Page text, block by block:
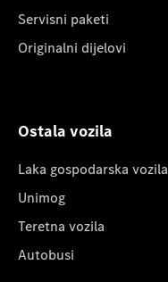
Servisni paketi
Originalni dijelovi
Ostala vozila
Laka gospodarska vozila
Unimog
Teretna vozila
Autobusi